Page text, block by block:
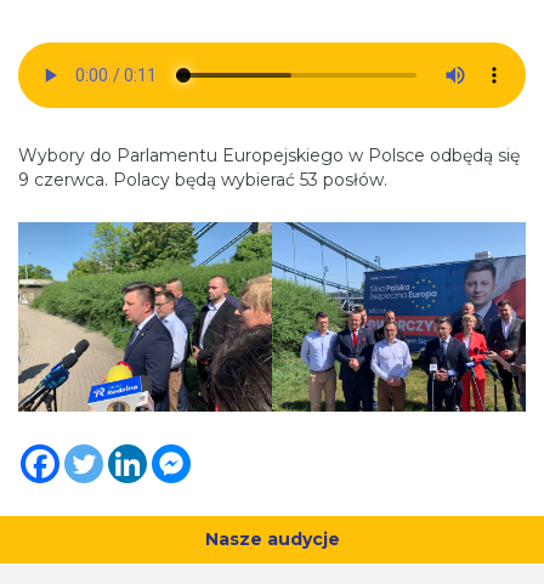
Wybory do Parlamentu Europejskiego w Polsce odbędą się
9 czerwca. Polacy będą wybierać 53 posłów.
Nasze audycje